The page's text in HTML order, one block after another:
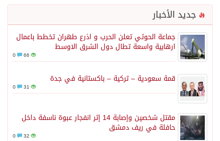
جديد الأخبار
جماعة الحوثي تعلن الحرب و اذرع طهران تخطط باعمال
ارهابية واسعة تطال دول الشرق الاوسط
66
قمة سعودية – تركية – باكستانية في جدة
31
مقتل شخصين وإصابة 14 إثر انفجار عبوة ناسفة داخل
حافلة في ريف دمشق
32